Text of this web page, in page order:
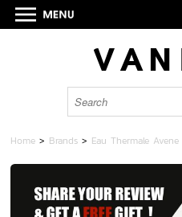
Home > Brands > Eau Thermale Avene